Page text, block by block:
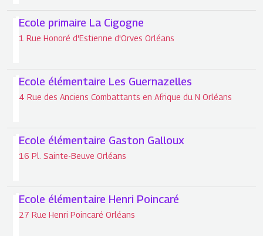
Ecole primaire La Cigogne
1 Rue Honoré d'Estienne d'Orves Orléans
Ecole élémentaire Les Guernazelles
4 Rue des Anciens Combattants en Afrique du N Orléans
Ecole élémentaire Gaston Galloux
16 Pl. Sainte-Beuve Orléans
Ecole élémentaire Henri Poincaré
27 Rue Henri Poincaré Orléans